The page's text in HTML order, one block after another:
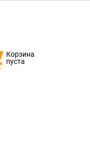
Корзина
пуста